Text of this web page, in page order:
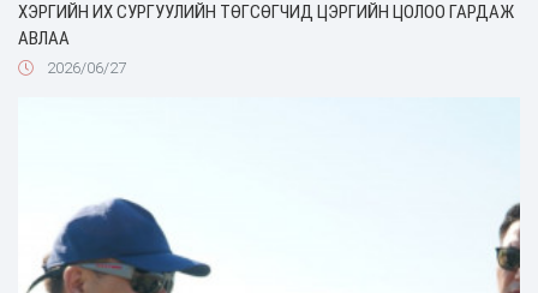
ХЭРГИЙН ИХ СУРГУУЛИЙН ТӨГСӨГЧИД ЦЭРГИЙН ЦОЛОО ГАРДАЖ
АВЛАА
2026/06/27